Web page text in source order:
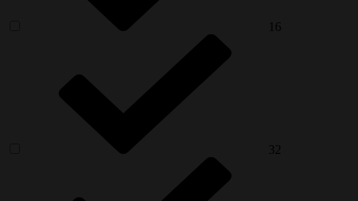
16
32